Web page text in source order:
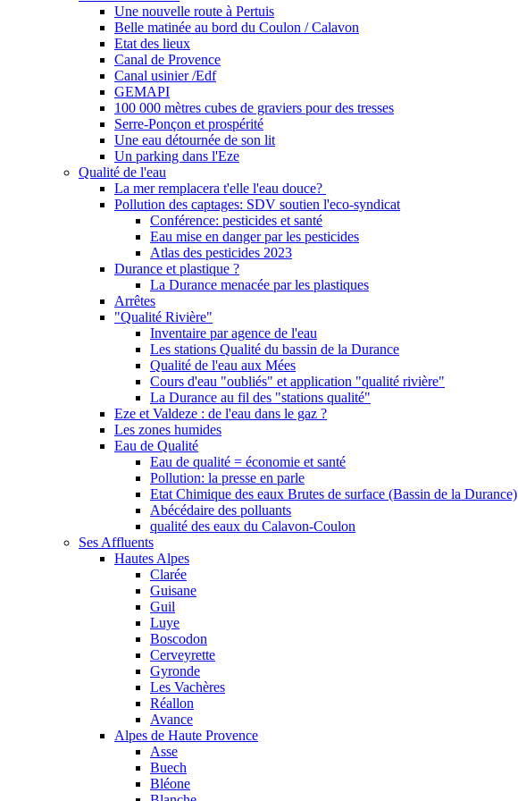
Une nouvelle route à Pertuis
Belle matinée au bord du Coulon / Calavon
Etat des lieux
Canal de Provence
Canal usinier /Edf
GEMAPI
100 000 mètres cubes de graviers pour des tresses
Serre-Ponçon et prospérité
Une eau détournée de son lit
Un parking dans l'Eze
Qualité de l'eau
La mer remplacera t'elle l'eau douce?
Pollution des captages: SDV soutien l'eco-syndicat
Conférence: pesticides et santé
Eau mise en danger par les pesticides
Atlas des pesticides 2023
Durance et plastique ?
La Durance menacée par les plastiques
Arrêtes
"Qualité Rivière"
Inventaire par agence de l'eau
Les stations Qualité du bassin de la Durance
Qualité de l'eau aux Mées
Cours d'eau "oubliés" et application "qualité rivière"
La Durance au fil des "stations qualité"
Eze et Valdeze : de l'eau dans le gaz ?
Les zones humides
Eau de Qualité
Eau de qualité = économie et santé
Pollution: la presse en parle
Etat Chimique des eaux Brutes de surface (Bassin de la Durance)
Abécédaire des polluants
qualité des eaux du Calavon-Coulon
Ses Affluents
Hautes Alpes
Clarée
Guisane
Guil
Luye
Boscodon
Cerveyrette
Gyronde
Les Vachères
Réallon
Avance
Alpes de Haute Provence
Asse
Buech
Bléone